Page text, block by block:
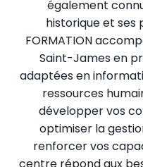
également
historique et ses
FORMATION
Saint-James en
adaptées en
ressources
développer vos
optimiser la
renforcer vos
centre répond aux